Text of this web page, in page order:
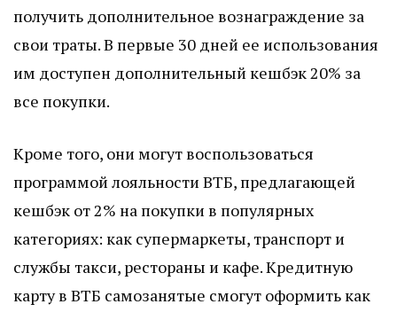
получить дополнительное вознаграждение за
свои траты. В первые 30 дней ее использования
им доступен дополнительный кешбэк 20% за
все покупки.
Кроме того, они могут воспользоваться
программой лояльности ВТБ, предлагающей
кешбэк от 2% на покупки в популярных
категориях: как супермаркеты, транспорт и
службы такси, рестораны и кафе. Кредитную
карту в ВТБ самозанятые смогут оформить как